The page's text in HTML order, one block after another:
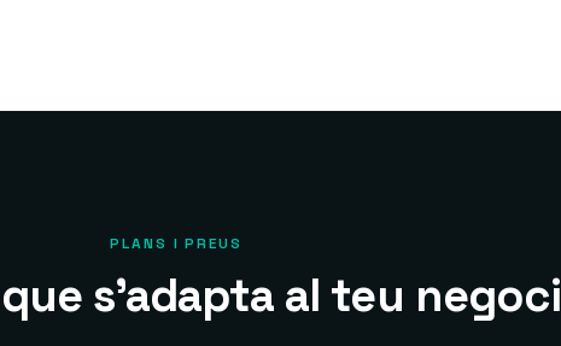
PLANS I PREUS
s'adapta al teu negoci